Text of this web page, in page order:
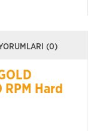
(0)
RPM Hard